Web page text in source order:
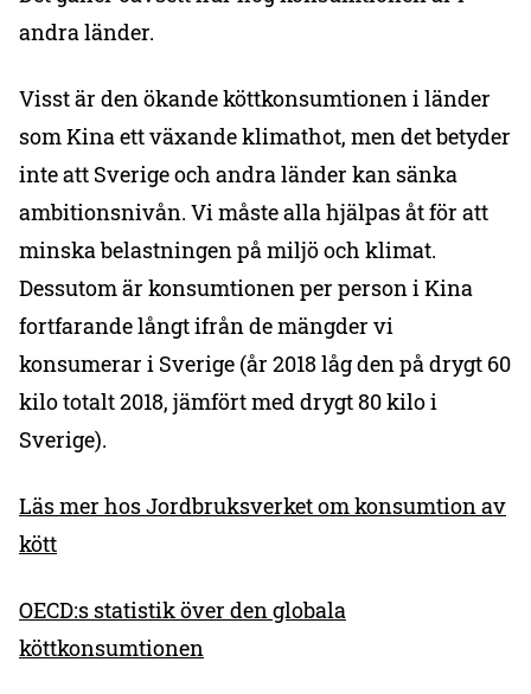
andra länder.
Visst är den ökande köttkonsumtionen i länder
som Kina ett växande klimathot, men det betyder
inte att Sverige och andra länder kan sänka
ambitionsnivån. Vi måste alla hjälpas åt för att
minska belastningen på miljö och klimat.
Dessutom är konsumtionen per person i Kina
fortfarande långt ifrån de mängder vi
konsumerar i Sverige (år 2018 låg den på drygt 60
kilo totalt 2018, jämfört med drygt 80 kilo i
Sverige).
Läs mer hos Jordbruksverket om konsumtion av
kött
OECD:s statistik över den globala
köttkonsumtionen